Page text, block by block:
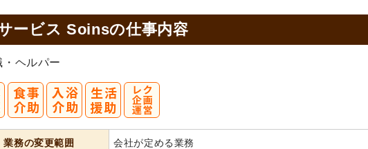
ービス Soinsの仕事内容
・ヘルパー
業務の変更範囲 会社が定める業務